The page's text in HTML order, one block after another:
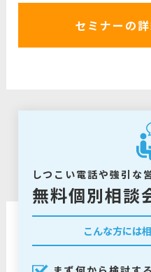
セミナーの
しつこい電話や強引な
無料個別相談
こんな方には